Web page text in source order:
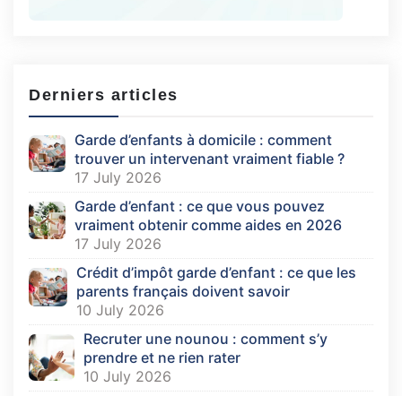
Derniers articles
Garde d’enfants à domicile : comment
trouver un intervenant vraiment fiable ?
17 July 2026
Garde d’enfant : ce que vous pouvez
vraiment obtenir comme aides en 2026
17 July 2026
Crédit d’impôt garde d’enfant : ce que les
parents français doivent savoir
10 July 2026
Recruter une nounou : comment s’y
prendre et ne rien rater
10 July 2026